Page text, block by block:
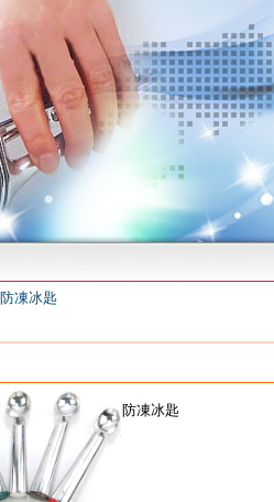
防凍冰匙
防凍冰匙